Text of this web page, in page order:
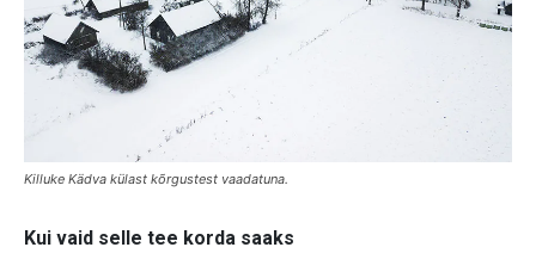
Killuke Kädva külast kõrgustest vaadatuna.
Kui vaid selle tee korda saaks